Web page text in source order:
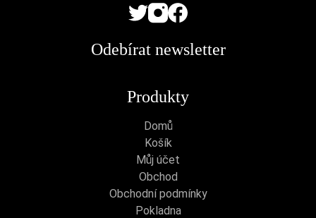
Produkty
Domů
Košík
Můj účet
Obchod
Obchodní podmínky
Pokladna
Odebírat newsletter